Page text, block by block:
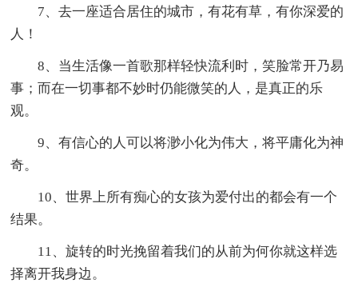
7、去一座适合居住的城市，有花有草，有你深爱的
人！
8、当生活像一首歌那样轻快流利时，笑脸常开乃易
事；而在一切事都不妙时仍能微笑的人，是真正的乐
观。
9、有信心的人可以将渺小化为伟大，将平庸化为神
奇。
10、世界上所有痴心的女孩为爱付出的都会有一个
结果。
11、旋转的时光挽留着我们的从前为何你就这样选
择离开我身边。